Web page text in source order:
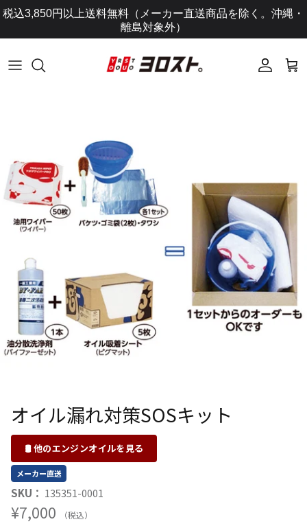
コ
テ
ツ
し
ま
す
税込3,850円以上送料無料（メーカー直送商品を除く。沖縄・
離島対象外）
オイル漏れ対策SOSキット
🛢 他のエンジンオイルを見る
メーカー直送
SKU： 135351-0001
¥7,000 （税込）